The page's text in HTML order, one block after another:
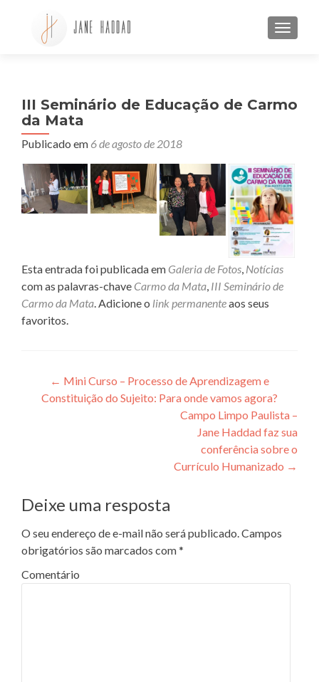
III Seminário de Educação de Carmo
da Mata
Publicado em 6 de agosto de 2018
Esta entrada foi publicada em Galeria de Fotos Notícias
com as palavras-chave Carmo da Mata III Seminário de
Carmo da Mata . Adicione o link permanenteaos seus
favoritos.
Navegação de posts
← Mini Curso – Processo de Aprendizagem e
Constituição do Sujeito: Para onde vamos agora?
Campo Limpo Paulista –
Jane Haddad faz sua
conferência sobre o
Currículo Humanizado →
Deixe uma resposta
O seu endereço de e-mail não será publicado. Campos
obrigatórios são marcados com*
Comentário